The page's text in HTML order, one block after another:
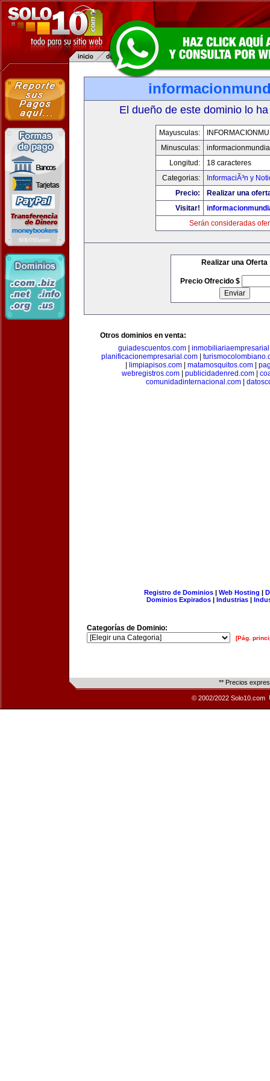
El dueño de este dominio lo
Mayusculas:
Minusculas:
Longitud:
18 caracteres
Categorias:
InformaciÃ³n y
Precio:
Realizar una
Visitar!
Serán consideradas
Realizar una Oferta
Precio Ofrecido $
Otros dominios en venta:
guiadescuentos.com
planificacionempresarial.com
limpiapisos.com| matamosquitos.com|
webregistros.com| publicidadenred.com|
comunidadinternacional.com|
Registro de Dominios| Web Hosting |
Dominios Expirados | Industrias |
Categorías de Dominio:
[Pág.
** Precios
© 2002/2022 Solo10.com